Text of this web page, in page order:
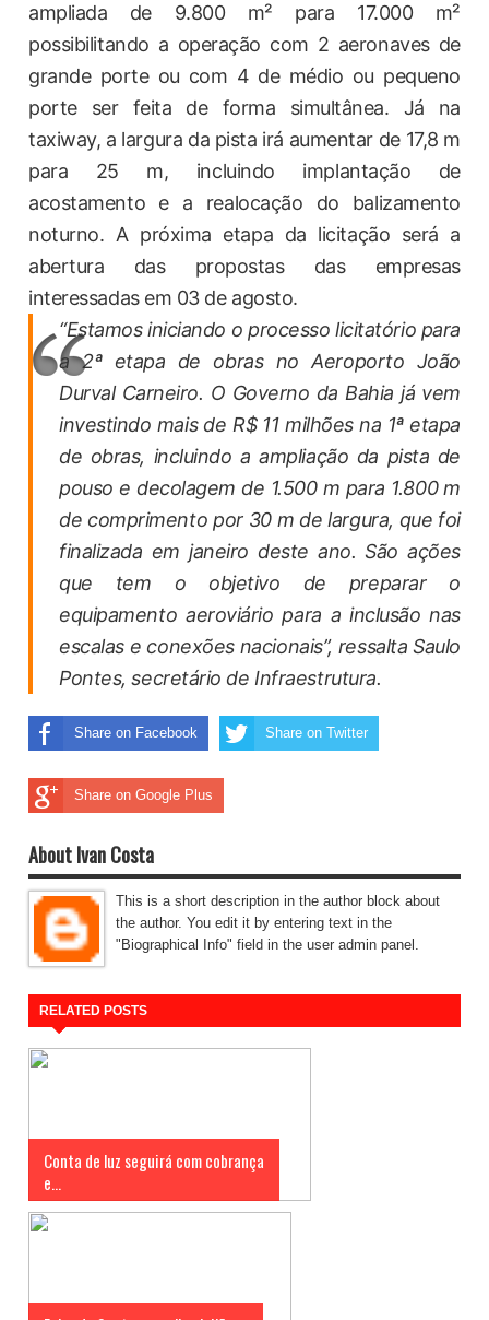
ampliada de 9.800 m² para 17.000 m²
possibilitando a operação com 2 aeronaves de
grande porte ou com 4 de médio ou pequeno
porte ser feita de forma simultânea. Já na
taxiway, a largura da pista irá aumentar de 17,8 m
para 25 m, incluindo implantação de
acostamento e a realocação do balizamento
noturno. A próxima etapa da licitação será a
abertura das propostas das empresas
interessadas em 03 de agosto.
“Estamos iniciando o processo licitatório para
a 2ª etapa de obras no Aeroporto João
Durval Carneiro. O Governo da Bahia já vem
investindo mais de R$ 11 milhões na 1ª etapa
de obras, incluindo a ampliação da pista de
pouso e decolagem de 1.500 m para 1.800 m
de comprimento por 30 m de largura, que foi
finalizada em janeiro deste ano. São ações
que tem o objetivo de preparar o
equipamento aeroviário para a inclusão nas
escalas e conexões nacionais”, ressalta Saulo
Pontes, secretário de Infraestrutura.
Share on Facebook Share on Twitter
Share on Google Plus
About Ivan Costa
This is a short description in the author block about
the author. You edit it by entering text in the
"Biographical Info" field in the user admin panel.
RELATED POSTS
Conta de luz seguirá com cobrança
e...